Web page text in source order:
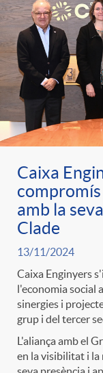
Caixa
amb la
Clade
13/11/2024
Caixa Enginyers
l'economia social
sinergies i
grup i del tercer
L'aliança amb el
en la visibilitat i la